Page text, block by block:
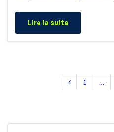
Lire la suite
1 …